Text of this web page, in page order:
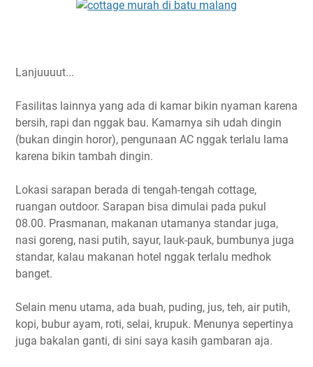
Lanjuuuut...
Fasilitas lainnya yang ada di kamar bikin nyaman karena
bersih, rapi dan nggak bau. Kamarnya sih udah dingin
(bukan dingin horor), pengunaan AC nggak terlalu lama
karena bikin tambah dingin.
Lokasi sarapan berada di tengah-tengah cottage,
ruangan outdoor. Sarapan bisa dimulai pada pukul
08.00. Prasmanan, makanan utamanya standar juga,
nasi goreng, nasi putih, sayur, lauk-pauk, bumbunya juga
standar, kalau makanan hotel nggak terlalu medhok
banget.
Selain menu utama, ada buah, puding, jus, teh, air putih,
kopi, bubur ayam, roti, selai, krupuk. Menunya sepertinya
juga bakalan ganti, di sini saya kasih gambaran aja.